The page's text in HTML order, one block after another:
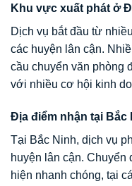
Khu vực xuất phát ở
Dịch vụ bắt đầu từ
các huyện lân cận.
cầu chuyển văn phòng
với nhiều cơ hội kinh
Địa điểm nhận tại Bắc
Tại Bắc Ninh, dịch vụ
huyện lân cận.
hiện nhanh chóng, tại